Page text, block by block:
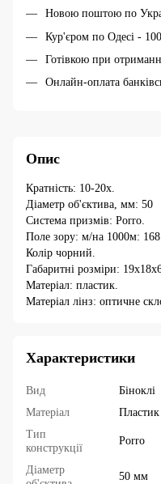
Новою поштою по
Кур'єром по Одесі - 100
Готівкою при
Онлайн-оплата
Опис
Кратність: 10-20х.
Діаметр об'єктива, мм: 50
Система призмів: Porro.
Поле зору: м/на 1000м:
Колір чорний.
Габаритні розміри:
Матеріал: пластик.
Матеріал лінз: оптичне
Характеристики
Вид
Біноклі
Матеріал
Пластик
Тип
конструкції
Porro
Діаметр
50 мм